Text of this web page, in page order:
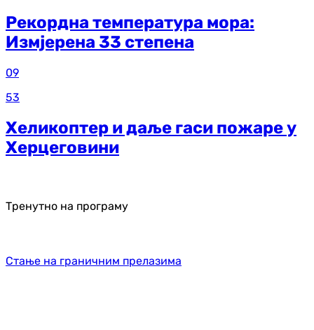
Рекордна температура мора:
Измјерена 33 степена
09
53
Хеликоптер и даље гаси пожаре у
Херцеговини
Тренутно на програму
Стање на граничним прелазима